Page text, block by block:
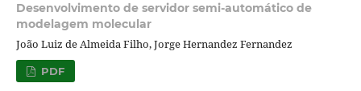
Desenvolvimento de servidor semi-automático de
modelagem molecular
João Luiz de Almeida Filho, Jorge Hernandez Fernandez
PDF